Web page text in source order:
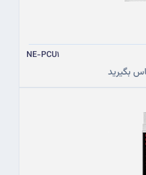
NE-PCU1
بگیرید